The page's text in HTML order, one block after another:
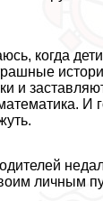
когда
и
И
личным